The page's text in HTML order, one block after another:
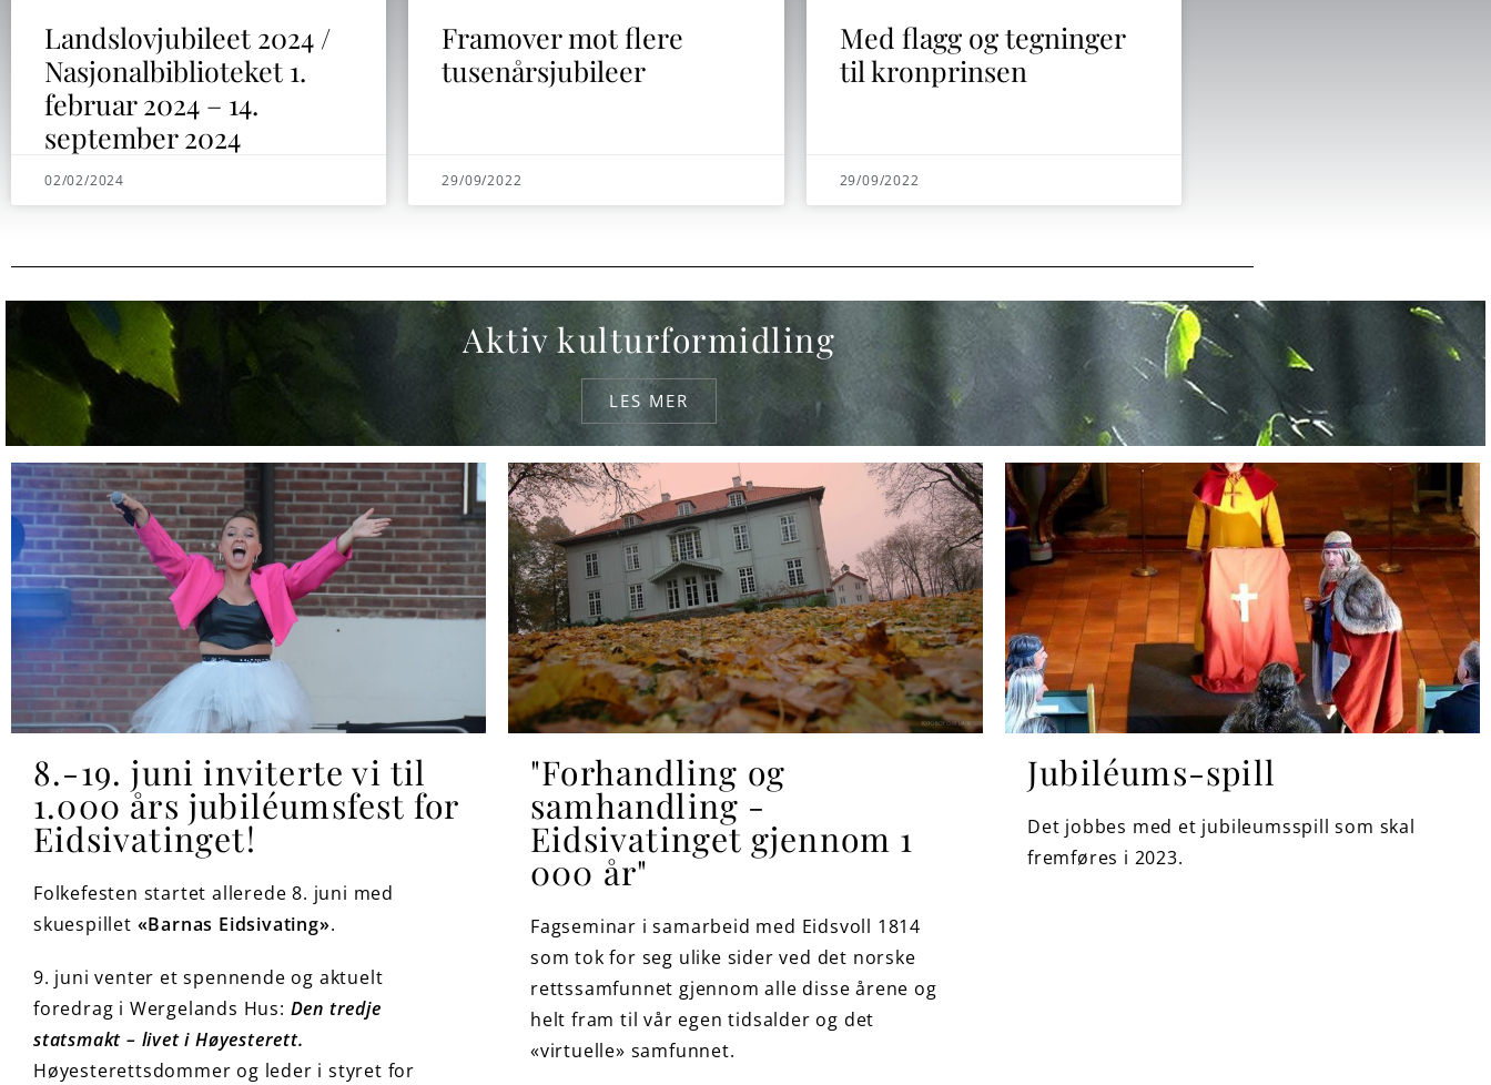
Landslovjubileet 2024 /
Nasjonalbiblioteket 1.
februar 2024 – 14.
september 2024
02/02/2024
Framover mot flere
tusenårsjubileer
29/09/2022
Med flagg og tegninger
til kronprinsen
29/09/2022
Aktiv kulturformidling
LES MER
8.-19. juni inviterte vi til
1.000 års jubiléumsfest for
Eidsivatinget!
Folkefesten startet allerede 8. juni med
skuespillet «Barnas Eidsivating».
9. juni venter et spennende og aktuelt
foredrag i Wergelands Hus: Den tredje
statsmakt – livet i Høyesterett.
Høyesterettsdommer og leder i styret for
"Forhandling og
samhandling -
Eidsivatinget gjennom 1
000 år"
Fagseminar i samarbeid med Eidsvoll 1814
som tok for seg ulike sider ved det norske
rettssamfunnet gjennom alle disse årene og
helt fram til vår egen tidsalder og det
«virtuelle» samfunnet.
Jubiléums-spill
Det jobbes med et jubileumsspill som skal
fremføres i 2023.